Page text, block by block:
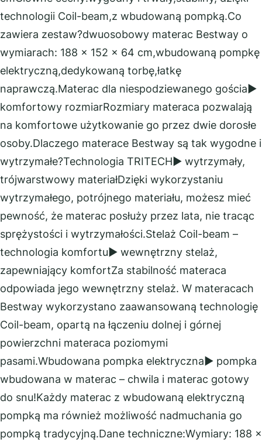
technologii Coil-beam,z wbudowaną pompką.Co
zawiera zestaw?dwuosobowy materac Bestway o
wymiarach: 188 x 152 x 64 cm,wbudowaną pompkę
elektryczną,dedykowaną torbę,łatkę
naprawczą.Materac dla niespodziewanego gościa▶
komfortowy rozmiarRozmiary materaca pozwalają
na komfortowe użytkowanie go przez dwie dorosłe
osoby.Dlaczego materace Bestway są tak wygodne i
wytrzymałe?Technologia TRITECH▶ wytrzymały,
trójwarstwowy materiałDzięki wykorzystaniu
wytrzymałego, potrójnego materiału, możesz mieć
pewność, że materac posłuży przez lata, nie tracąc
sprężystości i wytrzymałości.Stelaż Coil-beam –
technologia komfortu▶ wewnętrzny stelaż,
zapewniający komfortZa stabilność materaca
odpowiada jego wewnętrzny stelaż. W materacach
Bestway wykorzystano zaawansowaną technologię
Coil-beam, opartą na łączeniu dolnej i górnej
powierzchni materaca poziomymi
pasami.Wbudowana pompka elektryczna▶ pompka
wbudowana w materac – chwila i materac gotowy
do snu!Każdy materac z wbudowaną elektryczną
pompką ma również możliwość nadmuchania go
pompką tradycyjną.Dane techniczne:Wymiary: 188 x